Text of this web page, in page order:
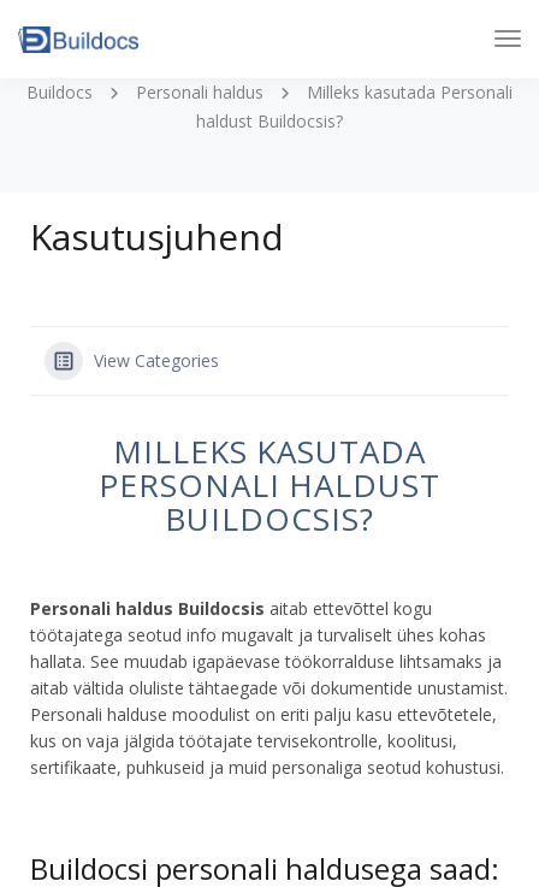
Buildocs
Personali haldus
Milleks kasutada Personali
haldust Buildocsis?
Kasutusjuhend
View Categories
MILLEKS KASUTADA
PERSONALI HALDUST
BUILDOCSIS?
Personali haldus Buildocsis aitab ettevõttel kogu
töötajatega seotud info mugavalt ja turvaliselt ühes kohas
hallata. See muudab igapäevase töökorralduse lihtsamaks ja
aitab vältida oluliste tähtaegade või dokumentide unustamist.
Personali halduse moodulist on eriti palju kasu ettevõtetele,
kus on vaja jälgida töötajate tervisekontrolle, koolitusi,
sertifikaate, puhkuseid ja muid personaliga seotud kohustusi.
Buildocsi personali haldusega saad: